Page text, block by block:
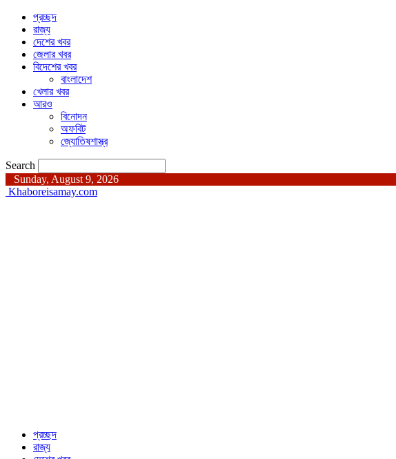
প্রচ্ছদ
রাজ্য
দেশের খবর
জেলার খবর
বিদেশের খবর
বাংলাদেশ
খেলার খবর
আরও
বিনোদন
অফবিট
জ্যোতিষশাস্ত্র
Search
Sunday, August 9, 2026
Khaboreisamay.com
প্রচ্ছদ
রাজ্য